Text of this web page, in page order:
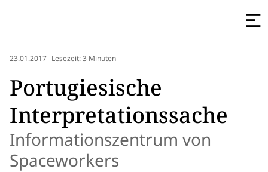
23.01.2017 Lesezeit: 3 Minuten
Portugiesische
Interpretationssache
Informationszentrum von
Spaceworkers